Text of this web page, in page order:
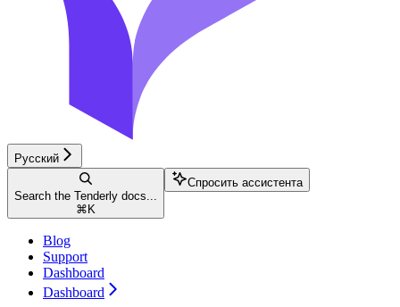
Русский
Search the Tenderly docs...
⌘ K
Спросить ассистента
Blog
Support
Dashboard
Dashboard